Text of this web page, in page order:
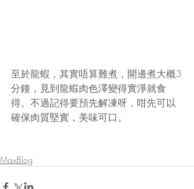
至於龍蝦，其實唔算難煮，開邊煮大概3
分鐘，見到龍蝦肉色澤變得實淨就食
得。不過記得要預先解凍呀，咁先可以
確保肉質堅實，美味可口。
MaxBlog